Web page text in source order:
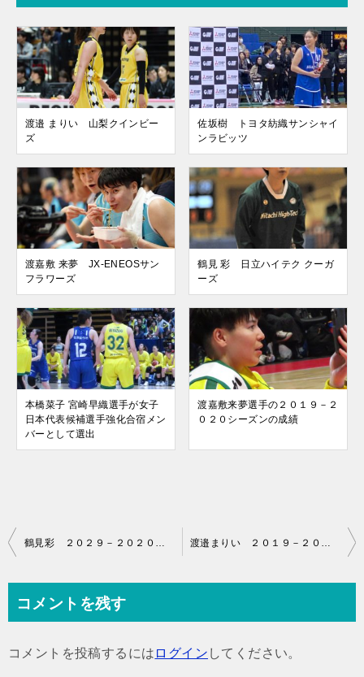
渡邉 まりい 山梨クインビー
ズ
佐坂樹 トヨタ紡織サンシャイ
ンラビッツ
渡嘉敷 来夢 JX-ENEOSサン
フラワーズ
鶴見 彩 日立ハイテク クーガ
ーズ
本橋菜子 宮崎早織選手が女子
日本代表候補選手強化合宿メン
バーとして選出
渡嘉敷来夢選手の２０１９－２
０２０シーズンの成績
投
ビ
鶴見彩 ２０２９－２０２０シーズンの成績 渡邉まりい ２０１９－２０２０シーズンの成績
コメントを残す
コメントを投稿するには ログイン してください。